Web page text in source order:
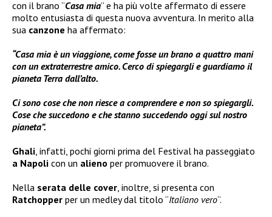
con il brano “Casa mia” e ha più volte affermato di essere
molto entusiasta di questa nuova avventura. In merito alla
sua canzone ha affermato:
“Casa mia è un viaggione, come fosse un brano a quattro mani
con un extraterrestre amico. Cerco di spiegargli e guardiamo il
pianeta Terra dall’alto.
Ci sono cose che non riesce a comprendere e non so spiegargli.
Cose che succedono e che stanno succedendo oggi sul nostro
pianeta”.
Ghali, infatti, pochi giorni prima del Festival ha passeggiato
a Napoli con un alieno per promuovere il brano.
Nella serata delle cover, inoltre, si presenta con
Ratchopper per un medley dal titolo “Italiano vero“.